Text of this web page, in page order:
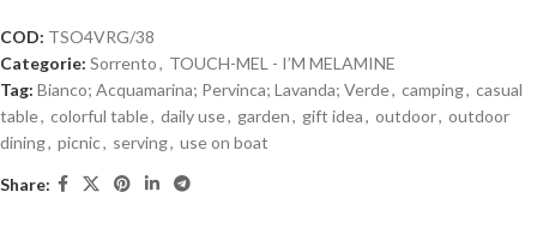
COD: TSO4VRG/38
Categorie: Sorrento, TOUCH-MEL - I’M MELAMINE
Tag: Bianco; Acquamarina; Pervinca; Lavanda; Verde, camping, casual
table, colorful table, daily use, garden, gift idea, outdoor, outdoor
dining, picnic, serving, use on boat
Share: